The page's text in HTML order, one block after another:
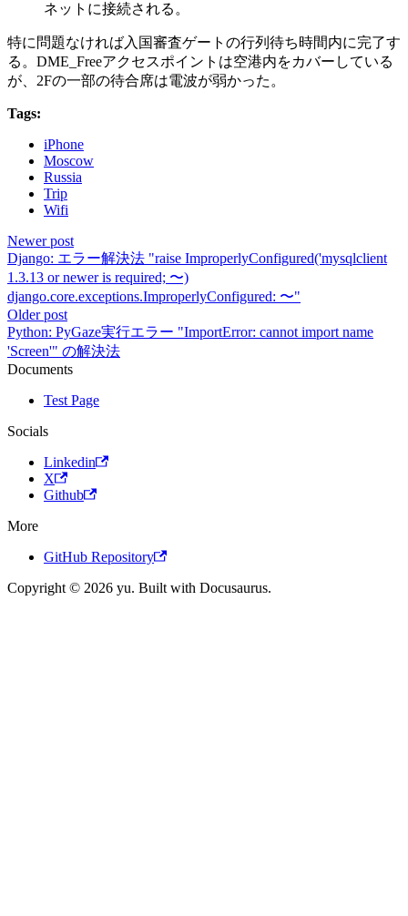
ネットに接続される。
特に問題なければ入国審査ゲートの行列待ち時間内に完了す
る。DME_Freeアクセスポイントは空港内をカバーしている
が、2Fの一部の待合席は電波が弱かった。
Tags:
iPhone
Moscow
Russia
Trip
Wifi
Newer post
Django: エラー解決法 "raise ImproperlyConfigured('mysqlclient
1.3.13 or newer is required; 〜)
django.core.exceptions.ImproperlyConfigured: 〜"
Older post
Python: PyGaze実行エラー "ImportError: cannot import name
'Screen'" の解決法
Documents
Test Page
Socials
Linkedin
X
Github
More
GitHub Repository
Copyright © 2026 yu. Built with Docusaurus.